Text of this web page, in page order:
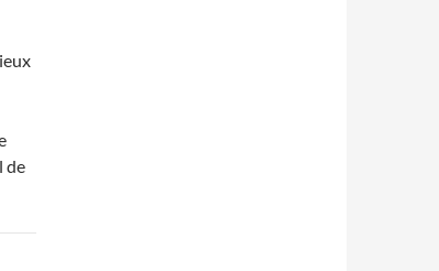
de